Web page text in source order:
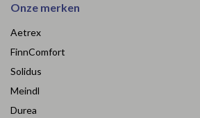
Onze merken
Aetrex
FinnComfort
Solidus
Meindl
Durea